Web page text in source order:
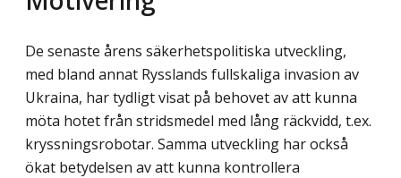
De senaste årens säkerhetspolitiska utveckling,
med bland annat Rysslands fullskaliga invasion av
Ukraina, har tydligt visat på behovet av att kunna
möta hotet från strids­medel med lång räckvidd, t.ex.
kryssningsrobotar. Samma utveckling har också
ökat betydelsen av att kunna kontrollera